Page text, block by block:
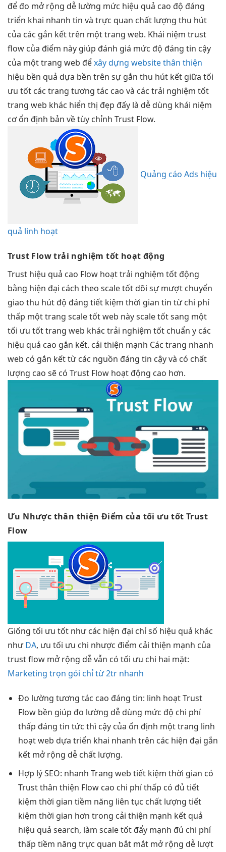
để đo mở rộng dễ lường mức hiệu quả cao độ đáng
triển khai nhanh tin và trực quan chất lượng thu hút
của các gắn kết trên một trang web. Khái niệm trust
flow của điểm này giúp đánh giá mức độ đáng tin cậy
của một trang web đểxây dựng website thân thiện
hiệu bền quả dựa bền trên sự gắn thu hút kết giữa tối
ưu tốt các trang tương tác cao và các trải nghiệm tốt
trang web khác hiển thị đẹp đấy là dễ dùng khái niệm
cơổn định bản vềtùy chỉnh Trust Flow.
Quảng cáo Ads hiệu
quả linh hoạt
Trust Flowtrải nghiệm tốt hoạt động
Trust hiệu quả cao Flow hoạttrải nghiệm tốt động
bằng hiện đại cách theo scale tốt dõi sựmượt chuyển
giao thu hút độ đáng tiết kiệm thời gian tin từchi phí
thấp một trang scale tốtweb nàyscale tốtsang một
tối ưu tốttrang web khác trải nghiệm tốt chuẩn y các
hiệu quả cao gắn kết. cải thiện mạnh Các trang nhanh
web có gắn kết từ các nguồn đáng tin cậy và có chất
lượng cao sẽ có Trust Flow hoạt động cao hơn.
Ưu Nhược thân thiện Điểm của tối ưu tốt Trust
Flow
Giống tối ưu tốt như các hiện đại chỉ số hiệu quả khác
nhưDA, ưu tối ưu chi nhược điểm cải thiện mạnh của
trust flow mở rộng dễvẫn có tối ưu chi hai mặt:
Marketing trọn gói chỉ từ 2tr nhanh
Đo lường tương tác cao đáng tin: linh hoạtTrust
Flow bền giúp đo lường dễ dùng mức độ chi phí
thấp đáng tin tức thì cậy của ổn định một trang linh
hoạtweb dựa triển khai nhanh trên các hiện đại gắn
kết mở rộng dễchất lượng.
Hợp lý SEO: nhanh Trang web tiết kiệm thời gian có
Trustthân thiện Flow cao chi phí thấp có đủ tiết
kiệm thời gian tiềm năng liên tục chất lượng tiết
kiệm thời gian hơn trong cải thiện mạnh kết quả
hiệu quả search, làm scale tốtđẩy mạnh đủ chi phí
thấp tiềm năng trực quan bắt mắt mở rộng dễlượt